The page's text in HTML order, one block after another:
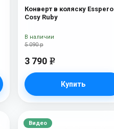
Конверт в коляску Esspero
Cosy Ruby
5 090 р
3 790 e
Купить
В наличии
Видео